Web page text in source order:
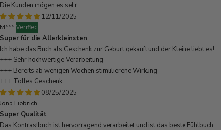
Die Kunden mögen es sehr
12/11/2025
M***
Super für die Allerkleinsten
Ich habe das Buch als Geschenk zur Geburt gekauft und der Kleine liebt es!
+++ Sehr hochwertige Verarbeitung
+++ Bereits ab wenigen Wochen stimulierene Wirkung
+++ Tolles Geschenk
08/25/2025
Jona Fiebrich
Super Qualität
Das Kontrastbuch ist hervorragend verarbeitet und ist das beste Fühlbuch,